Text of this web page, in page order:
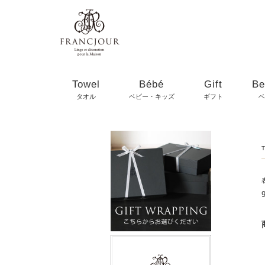
Towel
タオル
Bébé
ベビー・キッズ
Gift
ギフト